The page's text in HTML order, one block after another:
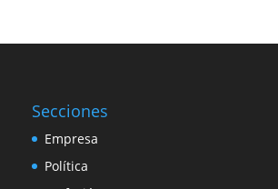
Secciones
Empresa
Política